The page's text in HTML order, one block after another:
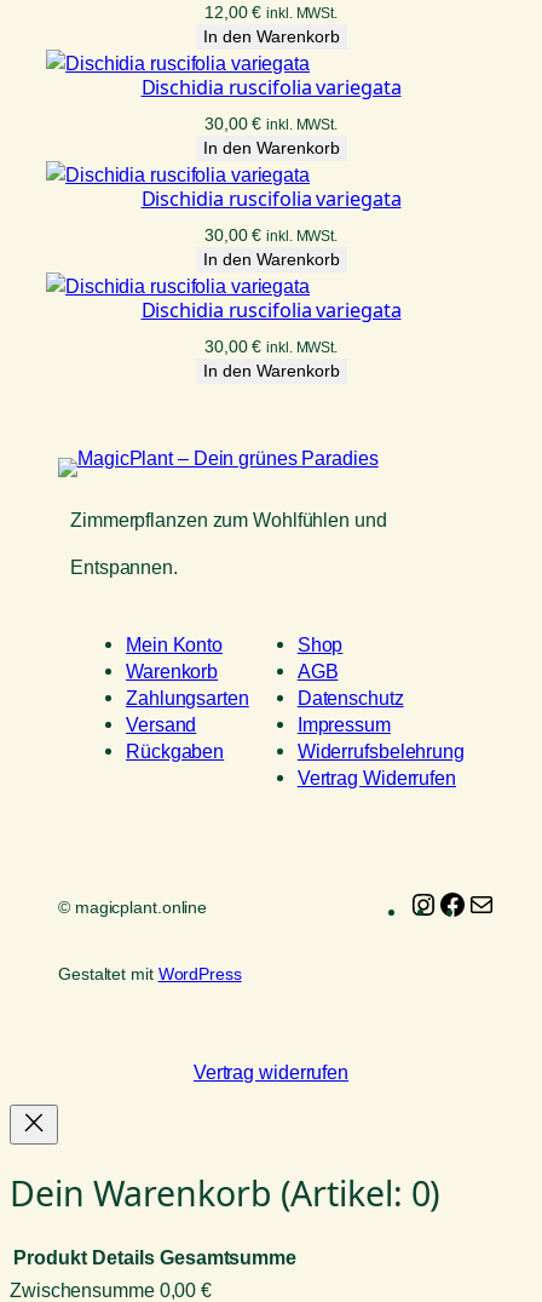
12,00€ inkl. MWSt.
In den Warenkorb
Dischidia ruscifolia variegata
30,00€ inkl. MWSt.
In den Warenkorb
Dischidia ruscifolia variegata
30,00€ inkl. MWSt.
In den Warenkorb
Dischidia ruscifolia variegata
30,00€ inkl. MWSt.
In den Warenkorb
Zimmerpflanzen zum Wohlfühlen und
Entspannen.
Mein Konto
Warenkorb
Zahlungsarten
Versand
Rückgaben
Shop
AGB
Datenschutz
Impressum
Widerrufsbelehrung
Vertrag Widerrufen
© magicplant.online Instagram
Gestaltet mit WordPress
Vertrag widerrufen
Dein Warenkorb (Artikel: 0)
Produkt Details Gesamtsumme
Zwischensumme 0,00 €